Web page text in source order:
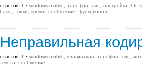
ответов: 1 windows mobile телефон смс настройка htc
basic
твики время сообщение функционал
Неправильная
ответов: 1 windows mobile клавиатура телефон смс
текста
сообщение